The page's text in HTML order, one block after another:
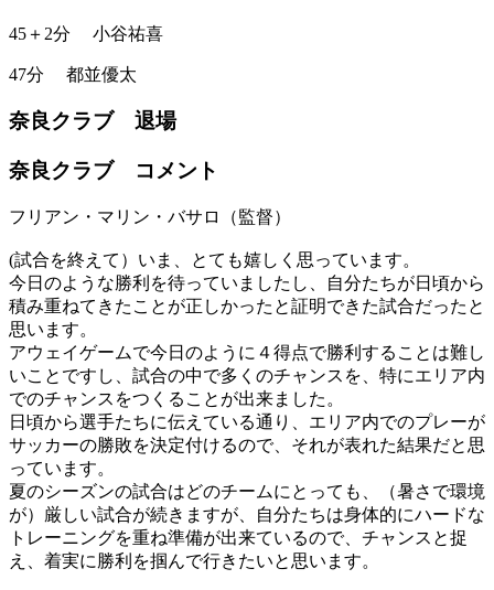
45＋2分 小谷祐喜
47分 都並優太
奈良クラブ 退場
奈良クラブ コメント
フリアン・マリン・バサロ（監督）
(試合を終えて）いま、とても嬉しく思っています。
今日のような勝利を待っていましたし、自分たちが日頃から
積み重ねてきたことが正しかったと証明できた試合だったと
思います。
アウェイゲームで今日のように４得点で勝利することは難し
いことですし、試合の中で多くのチャンスを、特にエリア内
でのチャンスをつくることが出来ました。
日頃から選手たちに伝えている通り、エリア内でのプレーが
サッカーの勝敗を決定付けるので、それが表れた結果だと思
っています。
夏のシーズンの試合はどのチームにとっても、（暑さで環境
が）厳しい試合が続きますが、自分たちは身体的にハードな
トレーニングを重ね準備が出来ているので、チャンスと捉
え、着実に勝利を掴んで行きたいと思います。